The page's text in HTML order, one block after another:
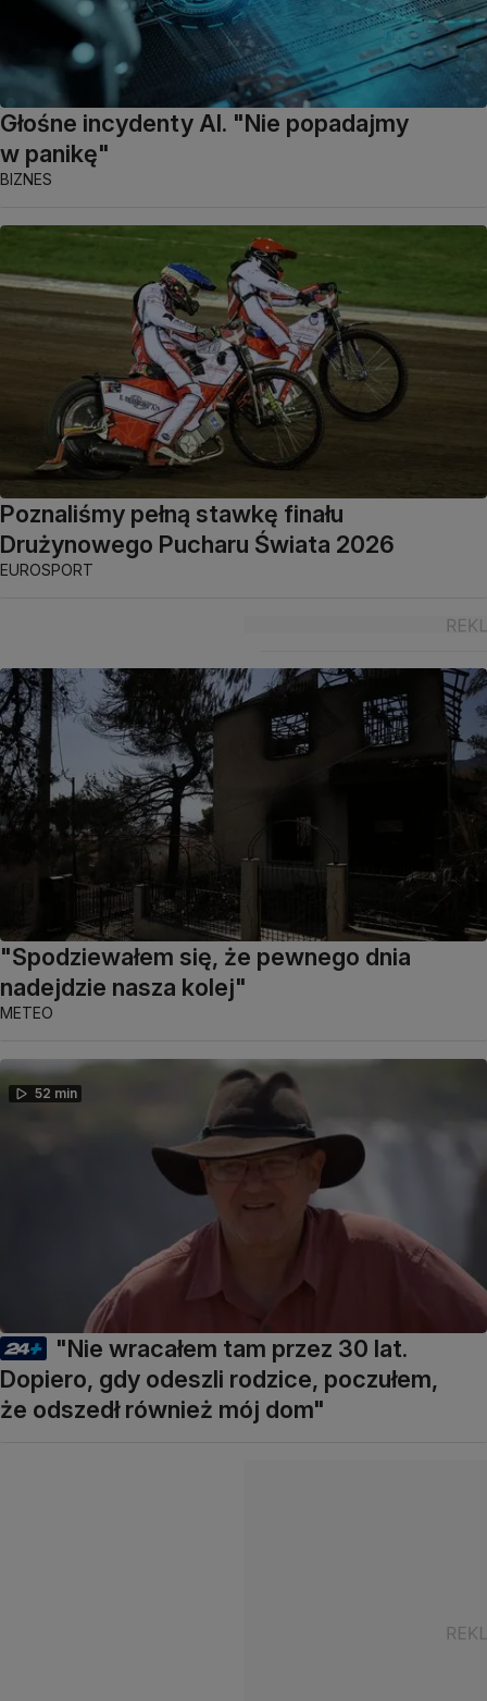
Głośne incydenty AI. "Nie popadajmy
w panikę"
BIZNES
Poznaliśmy pełną stawkę finału
Drużynowego Pucharu Świata 2026
EUROSPORT
"Spodziewałem się, że pewnego dnia
nadejdzie nasza kolej"
METEO
52 min
"Nie wracałem tam przez 30 lat.
Dopiero, gdy odeszli rodzice, poczułem,
że odszedł również mój dom"